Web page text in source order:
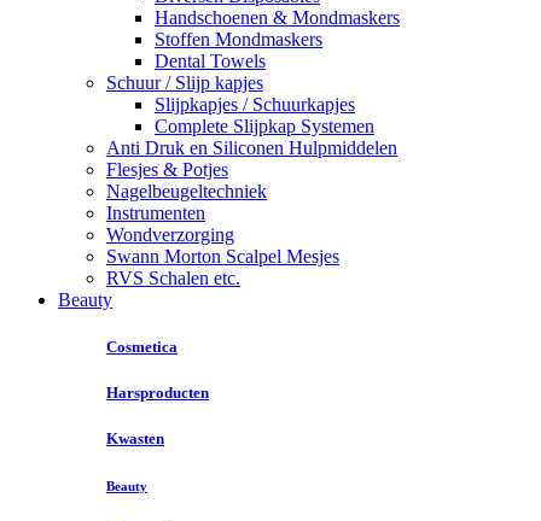
Handschoenen & Mondmaskers
Stoffen Mondmaskers
Dental Towels
Schuur / Slijp kapjes
Slijpkapjes / Schuurkapjes
Complete Slijpkap Systemen
Anti Druk en Siliconen Hulpmiddelen
Flesjes & Potjes
Nagelbeugeltechniek
Instrumenten
Wondverzorging
Swann Morton Scalpel Mesjes
RVS Schalen etc.
Beauty
Cosmetica
Harsproducten
Kwasten
Beauty